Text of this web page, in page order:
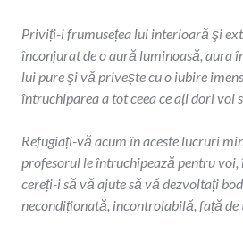
Priviți-i frumusețea lui interioară şi
înconjurat de o aură luminoasă, aura
lui pure şi vă privește cu o iubire
întruchiparea a tot ceea ce ați dori voi
Refugiați-vă acum în aceste lucruri
profesorul le întruchipează pentru
cereți-i să vă ajute să vă dezvoltați
necondiționată, incontrolabilă, față de